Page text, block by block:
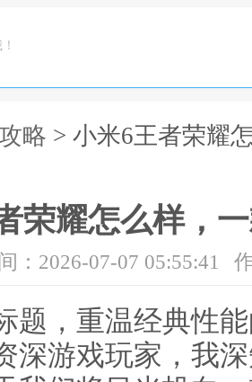
略 > 小米6王者荣耀
荣耀怎么样，
：2026-07-07 05:55:41
题，重温经典性
深游戏玩家，我